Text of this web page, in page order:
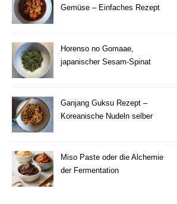
Gemüse – Einfaches Rezept
Horenso no Gomaae,
japanischer Sesam-Spinat
Ganjang Guksu Rezept –
Koreanische Nudeln selber
Miso Paste oder die Alchemie
der Fermentation